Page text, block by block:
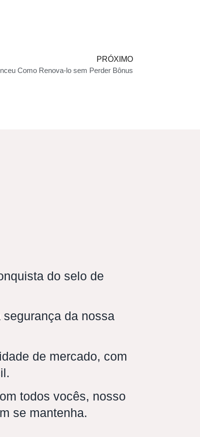
PRÓXIMO
Como Renova-lo sem Perder Bônus
do selo de
da nossa
de mercado, com
todos vocês, nosso
se mantenha.